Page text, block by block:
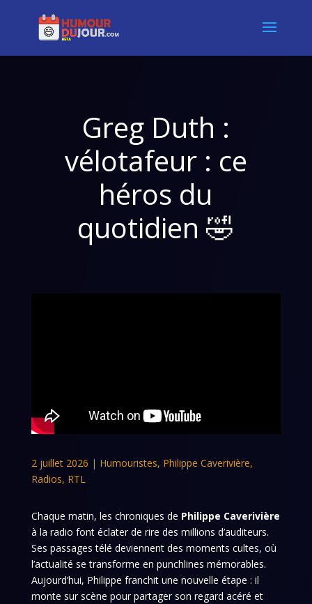
Greg Duth :
vélotafeur : ce
héros du
quotidien 🤣
2 juillet 2026 | Humouristes, Philippe Caverivière,
Radios, RTL
Chaque matin, les chroniques de Philippe Caverivière
à la radio font éclater de rire des millions d’auditeurs.
Ses passages télé deviennent des moments cultes, où
l’actualité se transforme en punchlines mémorables.
Aujourd’hui, Philippe franchit une nouvelle étape : il
monte sur scène pour partager son regard acéré et